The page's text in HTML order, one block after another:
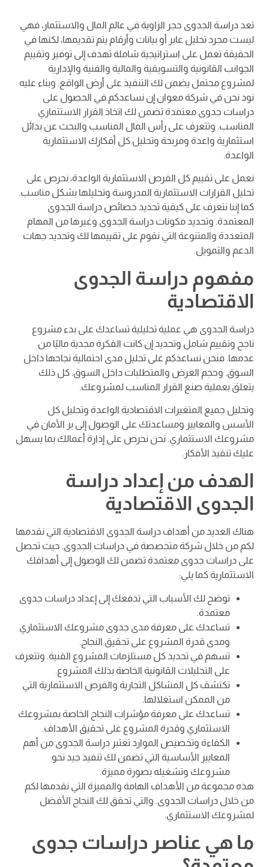
تعد دراسة الجدوى حجر الزاوية في عالم المال والاستثمار، فهي
ليست مجرد تحليل عابر أو بيانات وأرقام يتم تقديمها، لكنها في
الحقيقة تعمل على استراتيجية شاملة تهدف إلى توفير وتقييم
الجوانب القانونية والتسويقية والمالية والفنية والإدارية
لمشروع محتمل يضمن لك التنفيذ على أرض الواقع. وبناء عليه
نود نحن في شركة معوان إن نساعدكم في الحصول على
دراسات جدوى معتمدة تضمن لك اتخاذ القرار الاستثماري
المناسب. وتتعرف على رأس المال المناسب والبحث عن بدائل
استثمارية واعدة ومربحة وتحليل كل أفكارك الاستثمارية
الواعدة.
نعمل على تقييم كل الفرص الاستثمارية الواعدة، نحرص على
تحليل القرارات الاستثمارية المدروسة وتحليلها بشكل مناسب.
كما إننا نتعرف على كيفية تحديد خصائص دراسة الجدوى
المعتمدة. وتحديد مكونات دراسة الجدوى وغيرها من المهام
المتعددة والمتنوعة التي نقوم على تقييمها لك وتحديد جهات
الدعم والتمويل.
مفهوم دراسة الجدوى
الاقتصادية
دراسة الجدوى هي عملية تحليلية تساعدك على بدء مشروع
ناجح وتقييم شامل وتحديد إن كانت الفكرة مجدية ماليًا من
عدمها. فنحن نساعدكم على تحليل مدى احتمالية نجاحها داخل
السوق. وحجم العرض والمتطلبات داخل السوق. كل ذلك
يتعلق بعملية صنع القرار المناسب لمشروعك.
وتحليل جميع المتغيرات الاقتصادية الواعدة وتحليل كل
الأسس والمعايير ومساعدتك على الوصول إلى بر الأمان في
مشروعك الاستثماري. نحن نحرص على إدارة أعمالك بما يسهل
عليك تنفيذ الأفكار.
الهدف من إعداد دراسة
الجدوى الاقتصادية
هناك العديد من أهداف دراسة الجدوى الاقتصادية التي نقدمها
لكم من خلال شركة متخصصة في دراسات الجدوى. حيث تحصل
على دراسات جدوى معتمدة تضمن لك الوصول إلى أهدافك
الاستثمارية كما يلي:
توضح لك الأسباب التي تدفعك إلى إعداد دراسات جدوى
معتمدة.
تساعدك على معرفة مدى جدوى مشروعك الاستثماري
ومدى قدرة المشروع على تحقيق النجاح.
تسهم في تحديد كل مستلزمات المشروع الفنية. وتتعرف
على التحليلات القانونية الخاصة بذلك المشروع.
تكتشف كل المشاكل التجارية والفرص الاستثمارية التي
من الممكن استغلالها.
تساعدك على معرفة مؤشرات النجاح الخاصة بمشروعك
الاستثماري وقدرة المشروع على تحقيق الأهداف.
الكفاءة وتخصيص الموارد تعتبر دراسة الجدوى من أهم
المعايير الأساسية التي تضمن لك تنفيذ جيد نحو
مشروعك وتشغيله بصورة مميزة.
هذه مجموعة من الأهداف الهامة والمميزة التي نقدمها لكم
من خلال دراسات الجدوى. والتي تحقق لك النجاح الأفضل
لمشروعك الاستثماري.
ما هي عناصر دراسات جدوى